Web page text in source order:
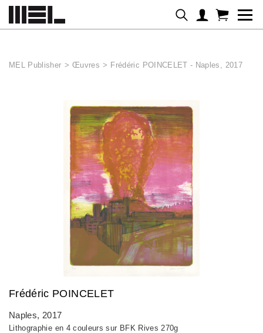
MEL Publisher > Œuvres > Frédéric POINCELET - Naples, 2017
Frédéric POINCELET
Naples, 2017
Lithographie en 4 couleurs sur BFK Rives 270g
Panneau de gestion des cookies